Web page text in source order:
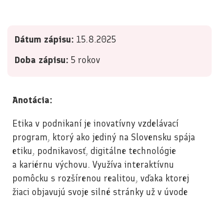
Dátum zápisu: 15.8.2025
Doba zápisu: 5 rokov
Anotácia:
Etika v podnikaní je inovatívny vzdelávací
program, ktorý ako jediný na Slovensku spája
etiku, podnikavosť, digitálne technológie
a kariérnu výchovu. Využíva interaktívnu
pomôcku s rozšírenou realitou, vďaka ktorej
žiaci objavujú svoje silné stránky už v úvode